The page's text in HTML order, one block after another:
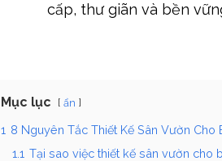
cấp, thư giãn và bền
Mục lục ẩn
1 8 Nguyên Tắc Thiết Kế Sân Vườn Cho
1.1 Tại sao việc thiết kế sân vườn cho